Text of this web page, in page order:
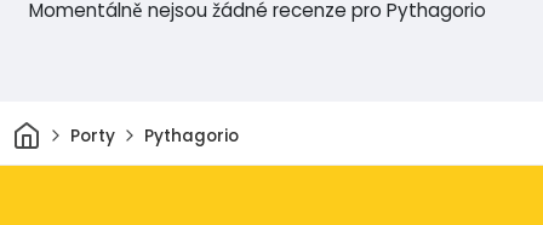
Momentálně nejsou žádné recenze pro Pythagorio
Domov
Porty Pythagorio